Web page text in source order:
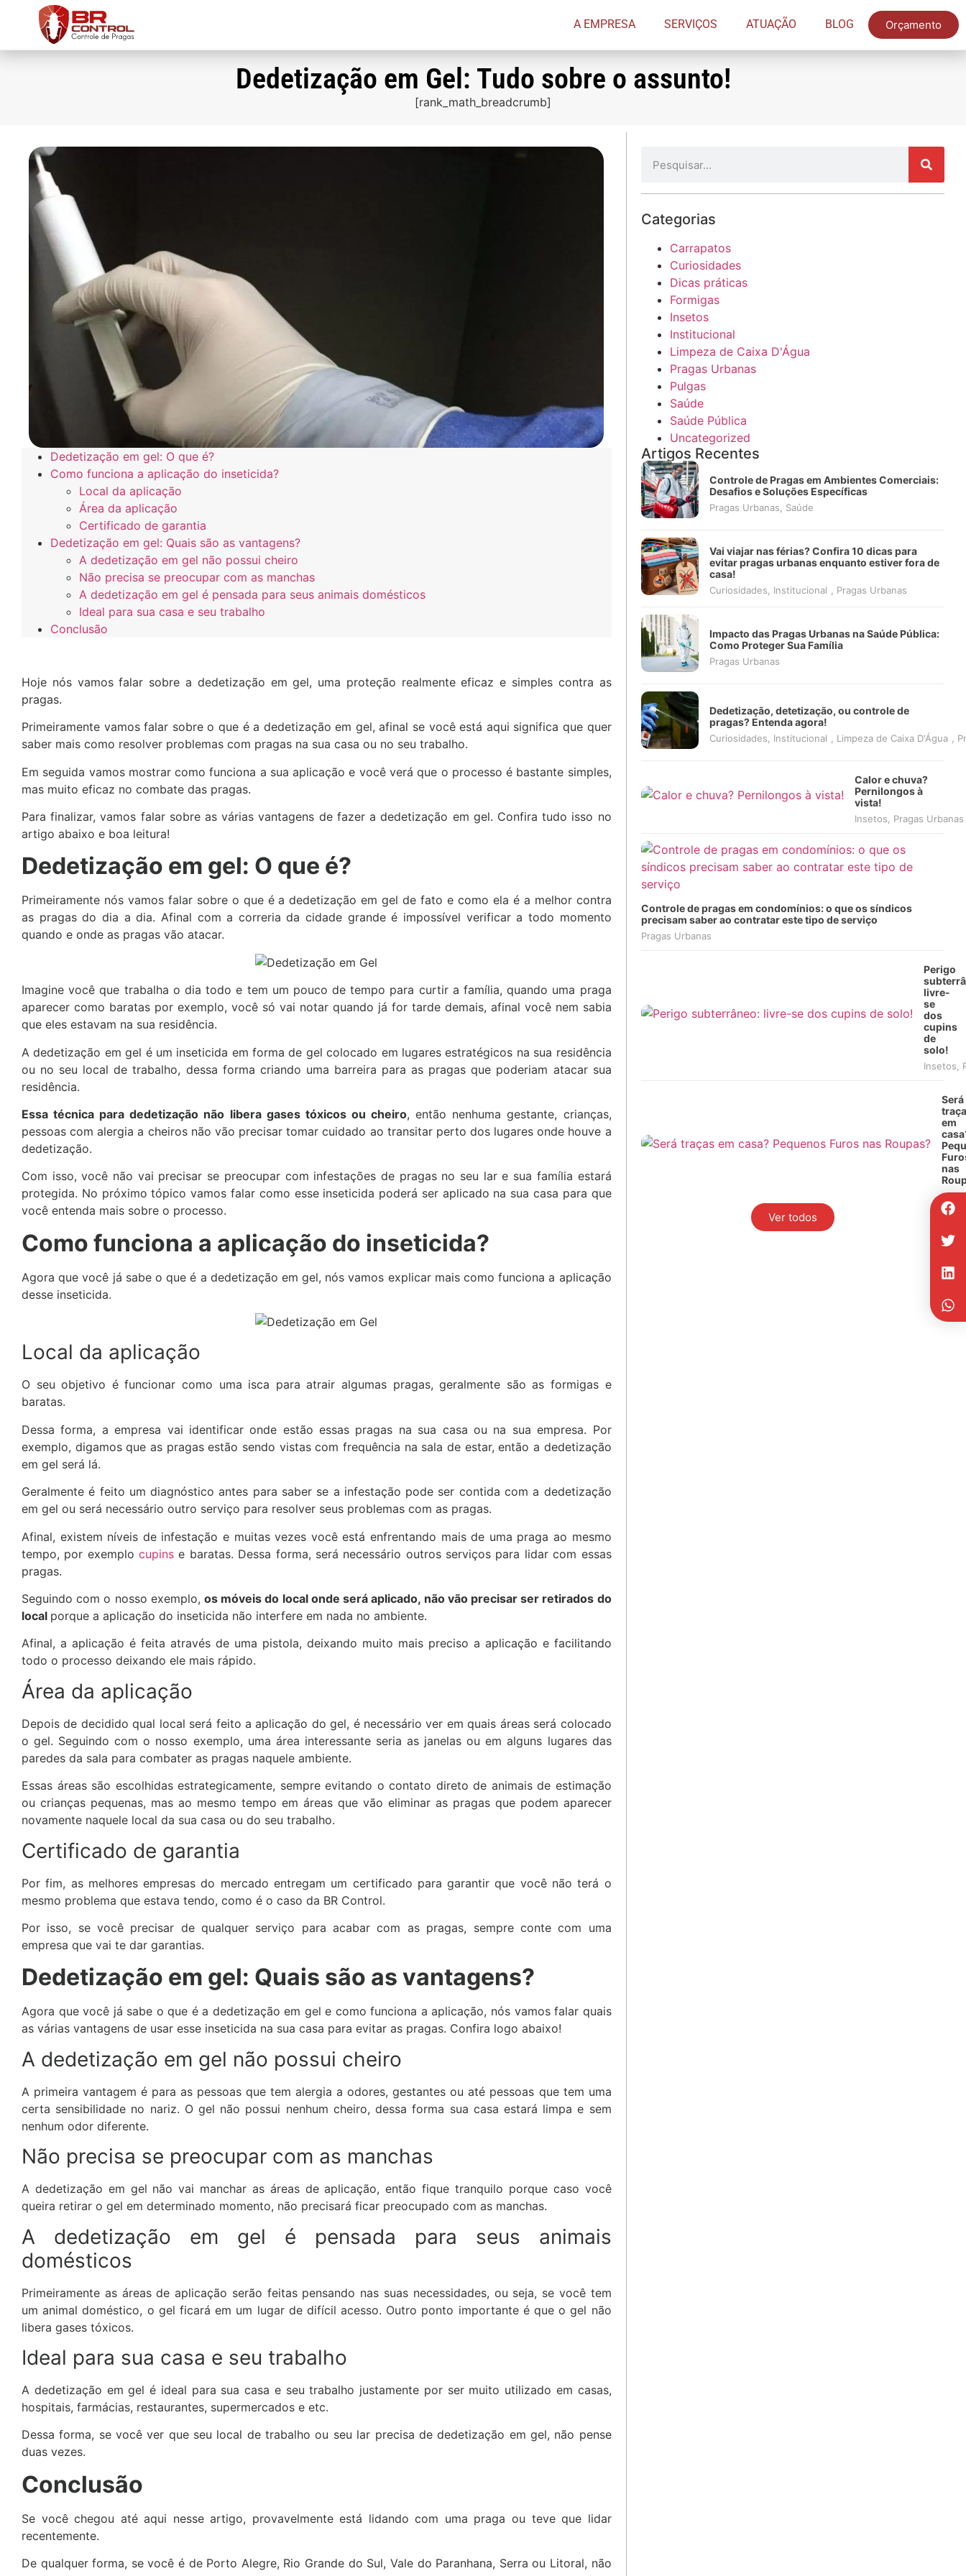
A EMPRESA SERVIÇOS ATUAÇÃO BLOG Orçamento
Dedetização em Gel: Tudo sobre o assunto!
[rank_math_breadcrumb]
Dedetização em gel: O que é?
Como funciona a aplicação do inseticida?
Local da aplicação
Área da aplicação
Certificado de garantia
Dedetização em gel: Quais são as vantagens?
A dedetização em gel não possui cheiro
Não precisa se preocupar com as manchas
A dedetização em gel é pensada para seus animais domésticos
Ideal para sua casa e seu trabalho
Conclusão
Hoje nós vamos falar sobre a dedetização em gel, uma proteção realmente eficaz e simples contra as
pragas.
Primeiramente vamos falar sobre o que é a dedetização em gel, afinal se você está aqui significa que quer
saber mais como resolver problemas com pragas na sua casa ou no seu trabalho.
Em seguida vamos mostrar como funciona a sua aplicação e você verá que o processo é bastante simples,
mas muito eficaz no combate das pragas.
Para finalizar, vamos falar sobre as várias vantagens de fazer a dedetização em gel. Confira tudo isso no
artigo abaixo e boa leitura!
Dedetização em gel: O que é?
Primeiramente nós vamos falar sobre o que é a dedetização em gel de fato e como ela é a melhor contra
as pragas do dia a dia. Afinal com a correria da cidade grande é impossível verificar a todo momento
quando e onde as pragas vão atacar.
Imagine você que trabalha o dia todo e tem um pouco de tempo para curtir a família, quando uma praga
aparecer como baratas por exemplo, você só vai notar quando já for tarde demais, afinal você nem sabia
que eles estavam na sua residência.
A dedetização em gel é um inseticida em forma de gel colocado em lugares estratégicos na sua residência
ou no seu local de trabalho, dessa forma criando uma barreira para as pragas que poderiam atacar sua
residência.
Essa técnica para dedetização não libera gases tóxicos ou cheiro, então nenhuma gestante, crianças,
pessoas com alergia a cheiros não vão precisar tomar cuidado ao transitar perto dos lugares onde houve a
dedetização.
Com isso, você não vai precisar se preocupar com infestações de pragas no seu lar e sua família estará
protegida. No próximo tópico vamos falar como esse inseticida poderá ser aplicado na sua casa para que
você entenda mais sobre o processo.
Como funciona a aplicação do inseticida?
Agora que você já sabe o que é a dedetização em gel, nós vamos explicar mais como funciona a aplicação
desse inseticida.
Local da aplicação
O seu objetivo é funcionar como uma isca para atrair algumas pragas, geralmente são as formigas e
baratas.
Dessa forma, a empresa vai identificar onde estão essas pragas na sua casa ou na sua empresa. Por
exemplo, digamos que as pragas estão sendo vistas com frequência na sala de estar, então a dedetização
em gel será lá.
Geralmente é feito um diagnóstico antes para saber se a infestação pode ser contida com a dedetização
em gel ou será necessário outro serviço para resolver seus problemas com as pragas.
Afinal, existem níveis de infestação e muitas vezes você está enfrentando mais de uma praga ao mesmo
tempo, por exemplocupins e baratas. Dessa forma, será necessário outros serviços para lidar com essas
pragas.
Seguindo com o nosso exemplo,os móveis do local onde será aplicado, não vão precisar ser retirados do
local porque a aplicação do inseticida não interfere em nada no ambiente.
Afinal, a aplicação é feita através de uma pistola, deixando muito mais preciso a aplicação e facilitando
todo o processo deixando ele mais rápido.
Área da aplicação
Depois de decidido qual local será feito a aplicação do gel, é necessário ver em quais áreas será colocado
o gel. Seguindo com o nosso exemplo, uma área interessante seria as janelas ou em alguns lugares das
paredes da sala para combater as pragas naquele ambiente.
Essas áreas são escolhidas estrategicamente, sempre evitando o contato direto de animais de estimação
ou crianças pequenas, mas ao mesmo tempo em áreas que vão eliminar as pragas que podem aparecer
novamente naquele local da sua casa ou do seu trabalho.
Certificado de garantia
Por fim, as melhores empresas do mercado entregam um certificado para garantir que você não terá o
mesmo problema que estava tendo, como é o caso da BR Control.
Por isso, se você precisar de qualquer serviço para acabar com as pragas, sempre conte com uma
empresa que vai te dar garantias.
Dedetização em gel: Quais são as vantagens?
Agora que você já sabe o que é a dedetização em gel e como funciona a aplicação, nós vamos falar quais
as várias vantagens de usar esse inseticida na sua casa para evitar as pragas. Confira logo abaixo!
A dedetização em gel não possui cheiro
A primeira vantagem é para as pessoas que tem alergia a odores, gestantes ou até pessoas que tem uma
certa sensibilidade no nariz. O gel não possui nenhum cheiro, dessa forma sua casa estará limpa e sem
nenhum odor diferente.
Não precisa se preocupar com as manchas
A dedetização em gel não vai manchar as áreas de aplicação, então fique tranquilo porque caso você
queira retirar o gel em determinado momento, não precisará ficar preocupado com as manchas.
A dedetização em gel é pensada para seus animais
domésticos
Primeiramente as áreas de aplicação serão feitas pensando nas suas necessidades, ou seja, se você tem
um animal doméstico, o gel ficará em um lugar de difícil acesso. Outro ponto importante é que o gel não
libera gases tóxicos.
Ideal para sua casa e seu trabalho
A dedetização em gel é ideal para sua casa e seu trabalho justamente por ser muito utilizado em casas,
hospitais, farmácias, restaurantes, supermercados e etc.
Dessa forma, se você ver que seu local de trabalho ou seu lar precisa de dedetização em gel, não pense
duas vezes.
Conclusão
Se você chegou até aqui nesse artigo, provavelmente está lidando com uma praga ou teve que lidar
recentemente.
De qualquer forma, se você é de Porto Alegre, Rio Grande do Sul, Vale do Paranhana, Serra ou Litoral, não
Categorias
Carrapatos
Curiosidades
Dicas práticas
Formigas
Insetos
Institucional
Limpeza de Caixa D'Água
Pragas Urbanas
Pulgas
Saúde
Saúde Pública
Uncategorized
Artigos Recentes
Controle de Pragas em Ambientes Comerciais:
Desafios e Soluções Específicas
Pragas Urbanas Saúde
Vai viajar nas férias? Confira 10 dicas para
evitar pragas urbanas enquanto estiver fora de
casa!
Curiosidades Institucional Pragas Urbanas
Impacto das Pragas Urbanas na Saúde Pública:
Como Proteger Sua Família
Pragas Urbanas
Dedetização, detetização, ou controle de
pragas? Entenda agora!
Curiosidades Institucional Limpeza de Caixa D'Água
Calor e chuva?
Pernilongos à
vista!
Insetos Pragas Urbanas
Controle de pragas em condomínios: o que os síndicos
precisam saber ao contratar este tipo de serviço
Pragas Urbanas
Perigo
livre-
se
dos
cupins
de
solo!
Insetos
Será
em
nas
Ver todos